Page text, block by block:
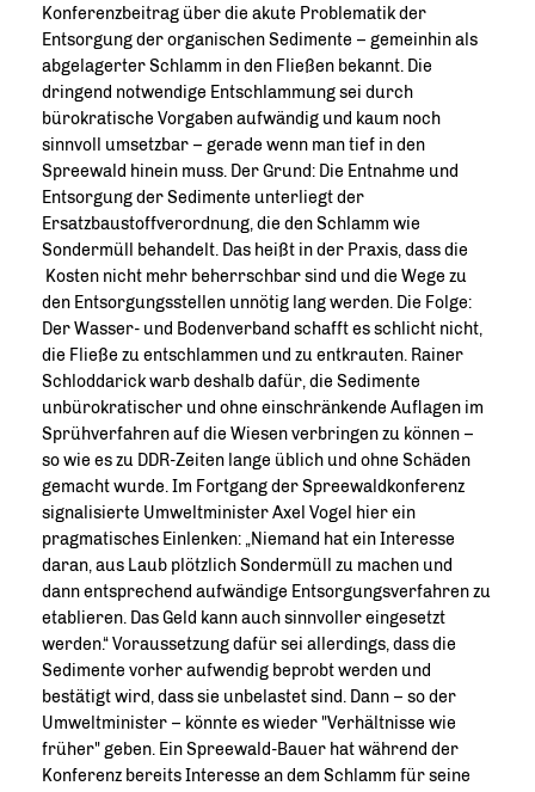
Konferenzbeitrag über die akute Problematik der
Entsorgung der organischen Sedimente – gemeinhin als
abgelagerter Schlamm in den Fließen bekannt. Die
dringend notwendige Entschlammung sei durch
bürokratische Vorgaben aufwändig und kaum noch
sinnvoll umsetzbar – gerade wenn man tief in den
Spreewald hinein muss. Der Grund: Die Entnahme und
Entsorgung der Sedimente unterliegt der
Ersatzbaustoffverordnung, die den Schlamm wie
Sondermüll behandelt. Das heißt in der Praxis, dass die
Kosten nicht mehr beherrschbar sind und die Wege zu
den Entsorgungsstellen unnötig lang werden. Die Folge:
Der Wasser- und Bodenverband schafft es schlicht nicht,
die Fließe zu entschlammen und zu entkrauten. Rainer
Schloddarick warb deshalb dafür, die Sedimente
unbürokratischer und ohne einschränkende Auflagen im
Sprühverfahren auf die Wiesen verbringen zu können –
so wie es zu DDR-Zeiten lange üblich und ohne Schäden
gemacht wurde. Im Fortgang der Spreewaldkonferenz
signalisierte Umweltminister Axel Vogel hier ein
pragmatisches Einlenken: „Niemand hat ein Interesse
daran, aus Laub plötzlich Sondermüll zu machen und
dann entsprechend aufwändige Entsorgungsverfahren zu
etablieren. Das Geld kann auch sinnvoller eingesetzt
werden.“ Voraussetzung dafür sei allerdings, dass die
Sedimente vorher aufwendig beprobt werden und
bestätigt wird, dass sie unbelastet sind. Dann – so der
Umweltminister – könnte es wieder "Verhältnisse wie
früher" geben. Ein Spreewald-Bauer hat während der
Konferenz bereits Interesse an dem Schlamm für seine